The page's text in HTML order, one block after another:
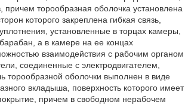
причем торообразная оболочка установлена
которого закреплена гибкая связь,
установленные в торцах камеры,
а в камере на ее концах
взаимодействия с рабочим органом
соединенные с электродвигателем,
торообразной оболочки выполнен в виде
вкладыша, поверхность которого имеет
причем в свободном нерабочем